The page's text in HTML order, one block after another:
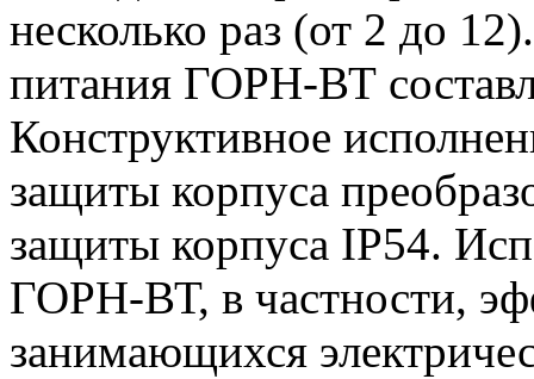
несколько раз (от 2 до
питания ГОРН-ВТ
Конструктивное
защиты корпуса
защиты корпуса IP54.
ГОРН-ВТ, в частности,
занимающихся